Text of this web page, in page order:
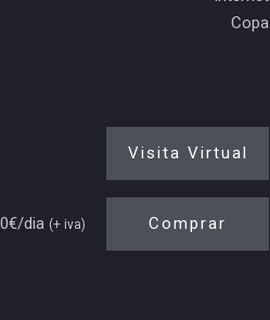
Copa
Visita Virtual
dia (+ iva) Comprar